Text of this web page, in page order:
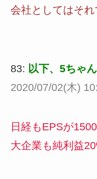
会社としてはそ
83: 以下、5ちゃ
2020/07/02(木)
日経もEPSが
大企業も純利益